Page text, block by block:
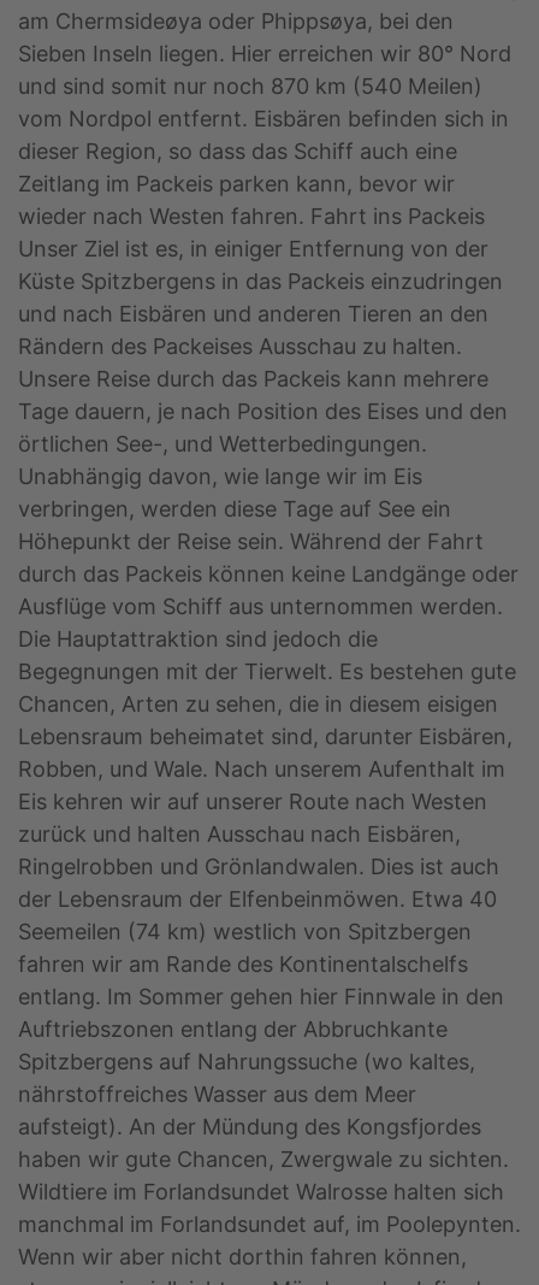
am Chermsideøya oder Phippsøya, bei den
Sieben Inseln liegen. Hier erreichen wir 80° Nord
und sind somit nur noch 870 km (540 Meilen)
vom Nordpol entfernt. Eisbären befinden sich in
dieser Region, so dass das Schiff auch eine
Zeitlang im Packeis parken kann, bevor wir
wieder nach Westen fahren. Fahrt ins Packeis
Unser Ziel ist es, in einiger Entfernung von der
Küste Spitzbergens in das Packeis einzudringen
und nach Eisbären und anderen Tieren an den
Rändern des Packeises Ausschau zu halten.
Unsere Reise durch das Packeis kann mehrere
Tage dauern, je nach Position des Eises und den
örtlichen See-, und Wetterbedingungen.
Unabhängig davon, wie lange wir im Eis
verbringen, werden diese Tage auf See ein
Höhepunkt der Reise sein. Während der Fahrt
durch das Packeis können keine Landgänge oder
Ausflüge vom Schiff aus unternommen werden.
Die Hauptattraktion sind jedoch die
Begegnungen mit der Tierwelt. Es bestehen gute
Chancen, Arten zu sehen, die in diesem eisigen
Lebensraum beheimatet sind, darunter Eisbären,
Robben, und Wale. Nach unserem Aufenthalt im
Eis kehren wir auf unserer Route nach Westen
zurück und halten Ausschau nach Eisbären,
Ringelrobben und Grönlandwalen. Dies ist auch
der Lebensraum der Elfenbeinmöwen. Etwa 40
Seemeilen (74 km) westlich von Spitzbergen
fahren wir am Rande des Kontinentalschelfs
entlang. Im Sommer gehen hier Finnwale in den
Auftriebszonen entlang der Abbruchkante
Spitzbergens auf Nahrungssuche (wo kaltes,
nährstoffreiches Wasser aus dem Meer
aufsteigt). An der Mündung des Kongsfjordes
haben wir gute Chancen, Zwergwale zu sichten.
Wildtiere im Forlandsundet Walrosse halten sich
manchmal im Forlandsundet auf, im Poolepynten.
Wenn wir aber nicht dorthin fahren können,